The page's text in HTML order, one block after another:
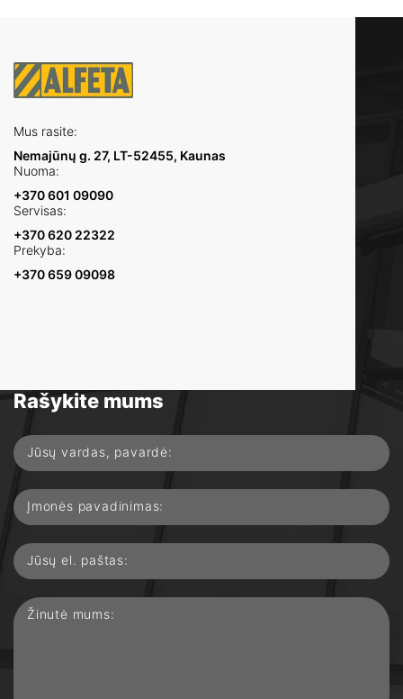
Mus rasite:
Nemajūnų g. 27, LT-52455, Kaunas
Nuoma:
+370 601 09090
Servisas:
+370 620 22322
Prekyba:
+370 659 09098
Rašykite mums